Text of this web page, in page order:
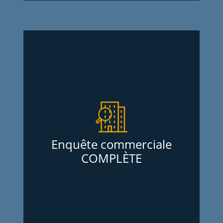
Enquête commerciale
COMPLÈTE
Inc. offrent des enquêtes commerciales
complètes pour mieux connaître une
entreprise avant de faire affaire avec elle.
Que ce soit pour louer un local, offrir une
marge de crédit ou d’achat, ils